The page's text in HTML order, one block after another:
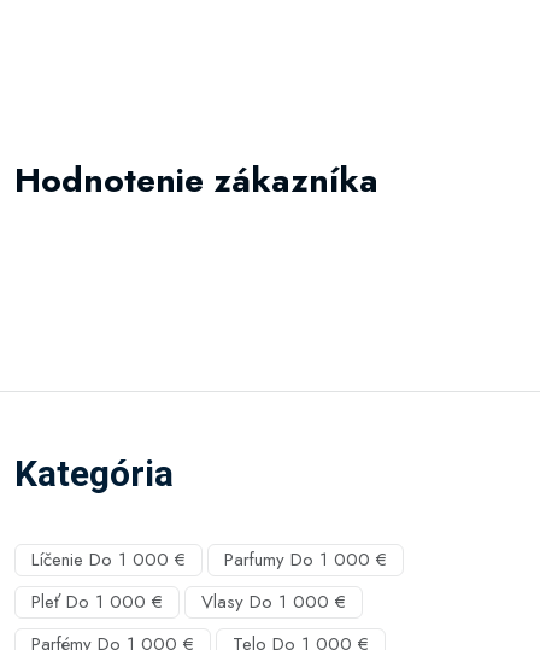
Hodnotenie zákazníka
Kategória
Líčenie Do 1 000 €
Parfumy Do 1 000 €
Pleť Do 1 000 €
Vlasy Do 1 000 €
Parfémy Do 1 000 €
Telo Do 1 000 €